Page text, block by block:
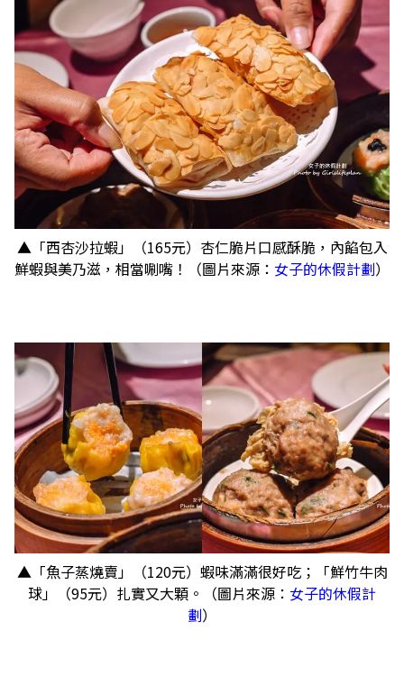
▲「西杏沙拉蝦」（165元）杏仁脆片口感酥脆，內餡包入
鮮蝦與美乃滋，相當唰嘴！（圖片來源： 女子的休假計劃）
▲「魚子蒸燒賣」（120元）蝦味滿滿很好吃；「鮮竹牛肉
球」（95元）扎實又大顆。（圖片來源： 女子的休假計
劃）